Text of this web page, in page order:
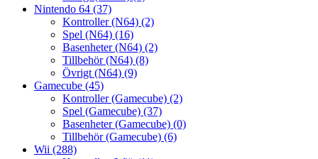
Nintendo 64 (37)
Kontroller (N64) (2)
Spel (N64) (16)
Basenheter (N64) (2)
Tillbehör (N64) (8)
Övrigt (N64) (9)
Gamecube (45)
Kontroller (Gamecube) (2)
Spel (Gamecube) (37)
Basenheter (Gamecube) (0)
Tillbehör (Gamecube) (6)
Wii (288)